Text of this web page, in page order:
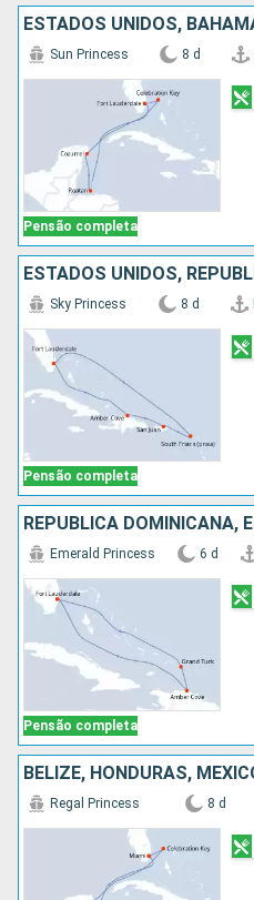
Pensão completa
Sun Princess 8 d
Pensão completa
Sky Princess 8 d
Pensão completa
Emerald Princess 6 d
Regal Princess 8 d